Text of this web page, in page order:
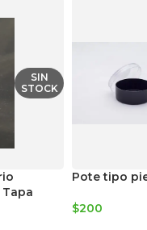
SIN
STOCK
Pote tipo
$200